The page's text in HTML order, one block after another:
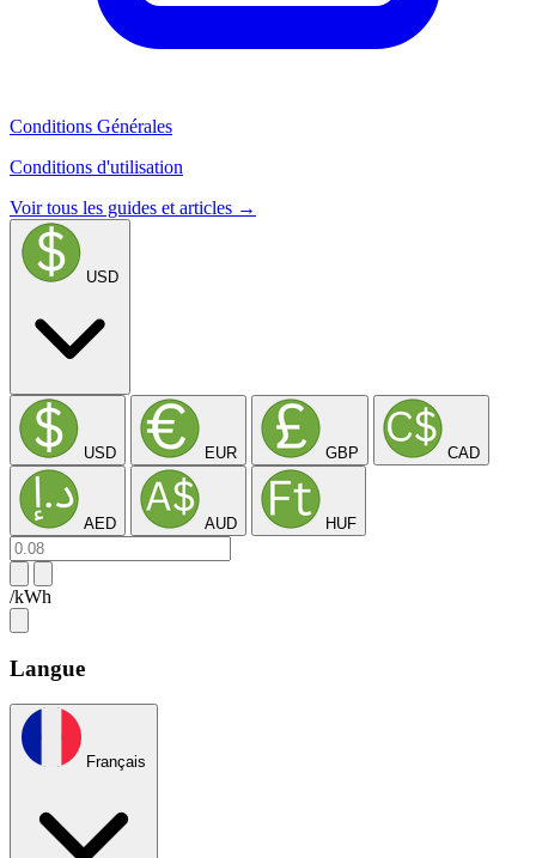
Conditions Générales
Conditions d'utilisation
Voir tous les guides et articles →
USD
USD EUR GBP CAD
AED AUD HUF
/kWh
Langue
Français